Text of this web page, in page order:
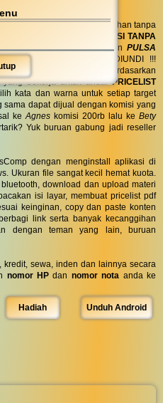
dapat penghasilan tambahan tanpa
KOMISI TANPA
di hari spesial anda danPULSA
! GRATIS !! TANPA DIUNDI !!!
anda inginkan atau berdasarkan
yang bekerja untuk anda.PRICELIST
kata dan warna untuk setiap target
dapat dijual dengan komisi yang
ke Agnes komisi 200rb lalu ke Bety
Yuk buruan gabung jadi reseller
dengan menginstall aplikasi di
Ukuran file sangat kecil hemat kuota.
download dan upload materi
isi layar, membuat pricelist pdf
keinginan, copy dan paste konten
link serta banyak kecanggihan
dengan teman yang lain, buruan
sewa, inden dan lainnya secara
nomor HP dan nomor nota anda ke
Hadiah Unduh Android